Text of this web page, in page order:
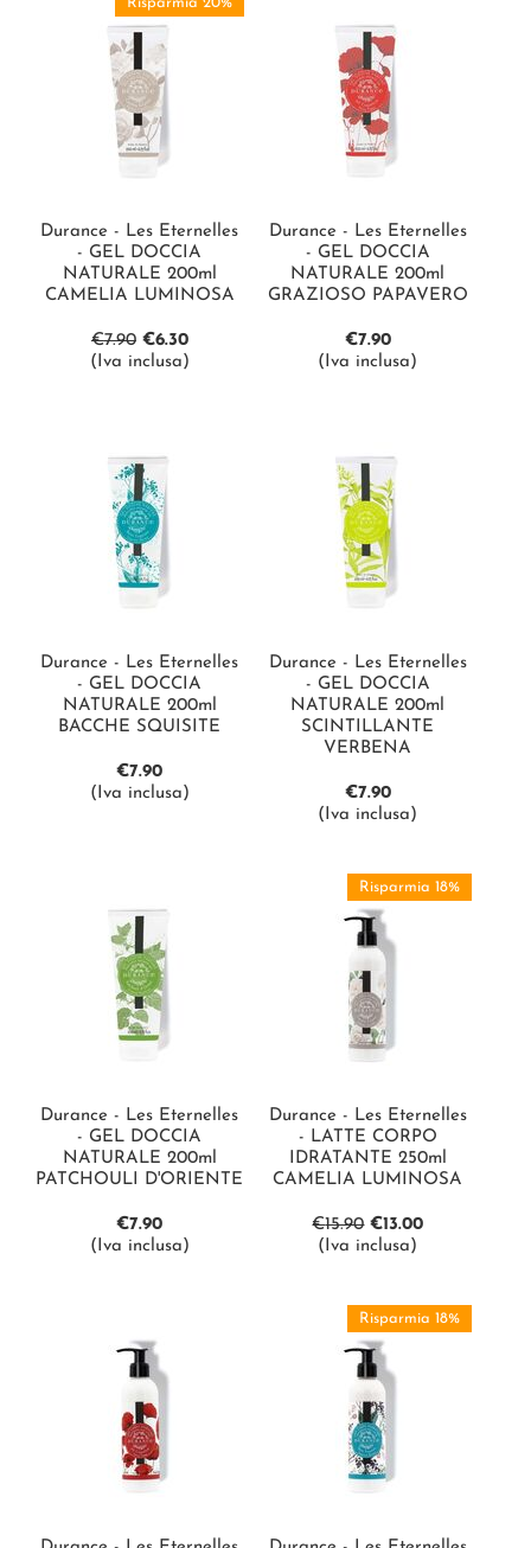
Durance - Les Eternelles
- GEL DOCCIA
NATURALE 200ml
CAMELIA LUMINOSA
€7.90 €6.30
(Iva inclusa)
Durance - Les Eternelles
- GEL DOCCIA
NATURALE 200ml
GRAZIOSO PAPAVERO
€7.90
(Iva inclusa)
Durance - Les Eternelles
- GEL DOCCIA
NATURALE 200ml
BACCHE SQUISITE
€7.90
(Iva inclusa)
Durance - Les Eternelles
- GEL DOCCIA
NATURALE 200ml
SCINTILLANTE
VERBENA
€7.90
(Iva inclusa)
Durance - Les Eternelles
- GEL DOCCIA
NATURALE 200ml
PATCHOULI D'ORIENTE
€7.90
(Iva inclusa)
Risparmia 18%
Durance - Les Eternelles
- LATTE CORPO
IDRATANTE 250ml
CAMELIA LUMINOSA
€15.90 €13.00
(Iva inclusa)
Risparmia 18%